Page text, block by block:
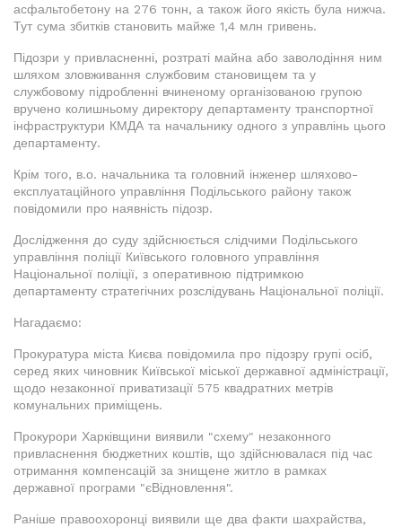
асфальтобетону на 276 тонн, а також його якість була нижча.
Тут сума збитків становить майже 1,4 млн гривень.
Підозри у привласненні, розтраті майна або заволодіння ним
шляхом зловживання службовим становищем та у
службовому підробленні вчиненому організованою групою
вручено колишньому директору департаменту транспортної
інфраструктури КМДА та начальнику одного з управлінь цього
департаменту.
Крім того, в.о. начальника та головний інженер шляхово-
експлуатаційного управління Подільського району також
повідомили про наявність підозр.
Дослідження до суду здійснюється слідчими Подільського
управління поліції Київського головного управління
Національної поліції, з оперативною підтримкою
департаменту стратегічних розслідувань Національної поліції.
Нагадаємо:
Прокуратура міста Києва повідомила про підозру групі осіб,
серед яких чиновник Київської міської державної адміністрації,
щодо незаконної приватизації 575 квадратних метрів
комунальних приміщень.
Прокурори Харківщини виявили "схему" незаконного
привласнення бюджетних коштів, що здійснювалася під час
отримання компенсацій за знищене житло в рамках
державної програми "єВідновлення".
Раніше правоохоронці виявили ще два факти шахрайства,